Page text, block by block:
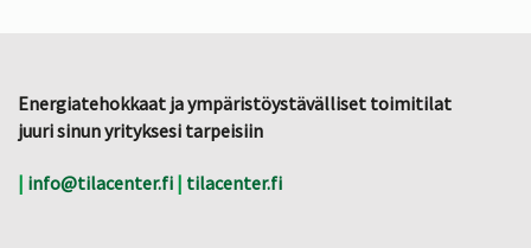
Energiatehokkaat ja ympäristöystävälliset toimitilat
juuri sinun yrityksesi tarpeisiin
| info@tilacenter.fi | tilacenter.fi